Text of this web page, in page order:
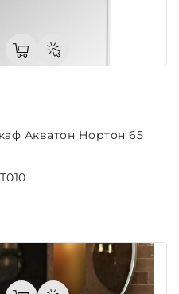
Акватон Нортон 65